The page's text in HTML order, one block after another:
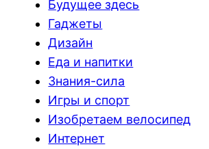
Будущее здесь
Гаджеты
Дизайн
Еда и напитки
Знания-сила
Игры и спорт
Изобретаем велосипед
Интернет